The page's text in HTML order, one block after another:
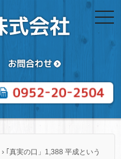
› ｢真実の口」1,388 平成という